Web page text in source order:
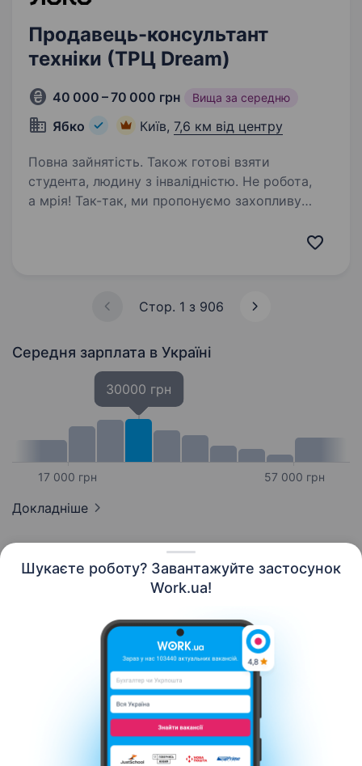
Шукаєте роботу? Завантажуйте застосунок
Work.ua!
Продавець-консультант
техніки (ТРЦ Dream)
40 000 – 70 000 грн Вища за середню
Ябко Київ, 7,6 км від центру
Повна зайнятість. Також готові взяти
студента, людину з інвалідністю. Не робота,
а мрія! Так-так, ми пропонуємо захопливу
з Ябко. Якщо ти цікавишся технікою, любиш
Стор. 1 з 906
Середня зарплата в Україні
17 000 грн
30000 грн
57 000 грн
Докладніше
Контакти Про нас
Кар’єра